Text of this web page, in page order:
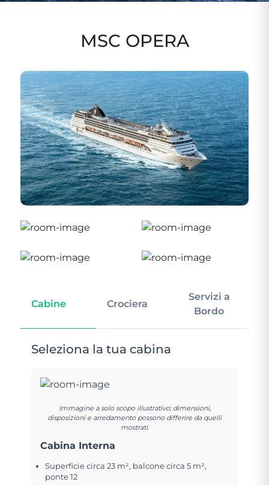
MSC OPERA
Cabine Crociera
Servizi a
Bordo
Seleziona la tua cabina
Immagine a solo scopo illustrativo; dimensioni,
disposizioni e arredamento possono differire da quelli
mostrati.
Cabina Interna
Superficie circa 23 m², balcone circa 5 m²,
ponte 12